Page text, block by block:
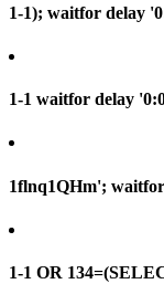
1-1); waitfor delay
1-1 waitfor delay
1flnq1QHm';
1-1 OR